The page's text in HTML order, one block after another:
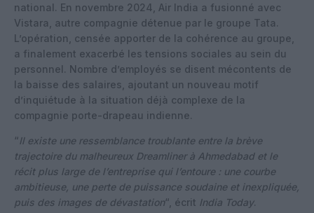
national. En novembre 2024, Air India a fusionné avec
Vistara, autre compagnie détenue par le groupe Tata.
L’opération, censée apporter de la cohérence au groupe,
a finalement exacerbé les tensions sociales au sein du
personnel. Nombre d’employés se disent mécontents de
la baisse des salaires, ajoutant un nouveau motif
d’inquiétude à la situation déjà complexe de la
compagnie porte-drapeau indienne.
“Il existe une ressemblance troublante entre la brève
trajectoire du malheureux Dreamliner à Ahmedabad et le
récit plus large de l’entreprise qui l’entoure : une courbe
ambitieuse, une perte de puissance soudaine et inexpliquée,
puis des images de dévastation“, écrit India Today.